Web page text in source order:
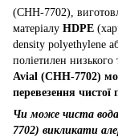
(CHH-7702),
матеріалу HDPE
density polyethylene
поліетилен низького
Avial (CHH-7702)
перевезення чистої
Чи може чиста
7702) викликати